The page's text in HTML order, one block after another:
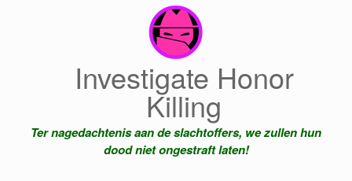
Investigate Honor
Killing
Ter nagedachtenis aan de slachtoffers, we zullen hun
dood niet ongestraft laten!